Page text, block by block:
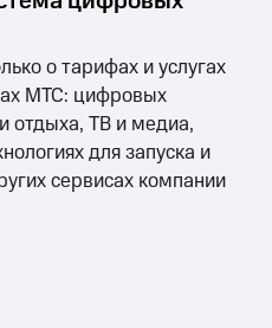
о тарифах и услугах
МТС: цифровых
отдыха, ТВ и медиа,
для запуска и
сервисах компании